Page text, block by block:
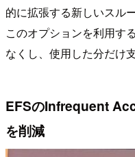
的に拡張する新しいスル
このオプションを利用す
なくし、使用した分だけ
EFSのInfrequent
を削減